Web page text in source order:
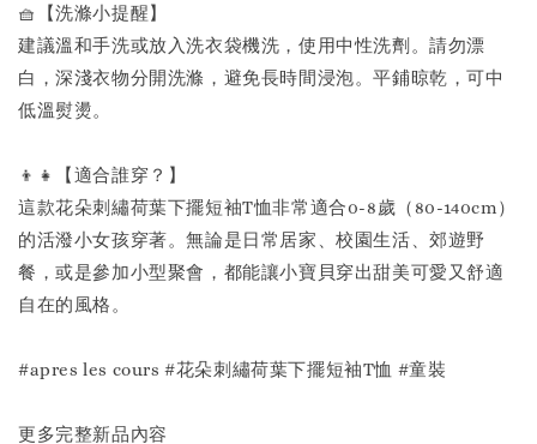
🧺【洗滌小提醒】
建議溫和手洗或放入洗衣袋機洗，使用中性洗劑。請勿漂
白，深淺衣物分開洗滌，避免長時間浸泡。平鋪晾乾，可中
低溫熨燙。
👦👧【適合誰穿？】
這款花朵刺繡荷葉下擺短袖T恤非常適合0-8歲（80-140cm）
的活潑小女孩穿著。無論是日常居家、校園生活、郊遊野
餐，或是參加小型聚會，都能讓小寶貝穿出甜美可愛又舒適
自在的風格。
#apres les cours #花朵刺繡荷葉下擺短袖T恤 #童裝
更多完整新品內容